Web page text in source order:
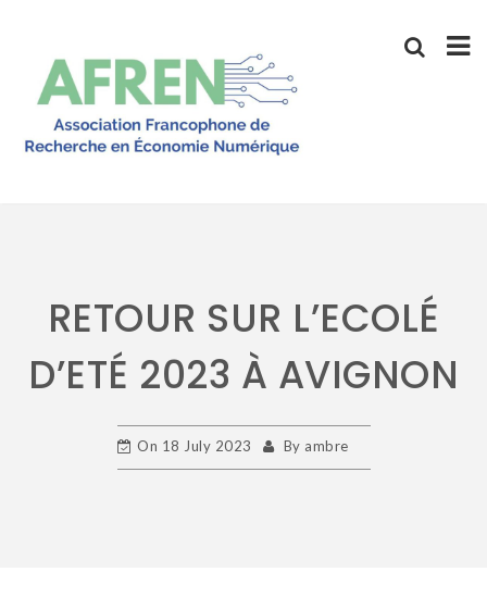
RETOUR SUR L’ECOLÉ
D’ETÉ 2023 À AVIGNON
On 18 July 2023 By ambre